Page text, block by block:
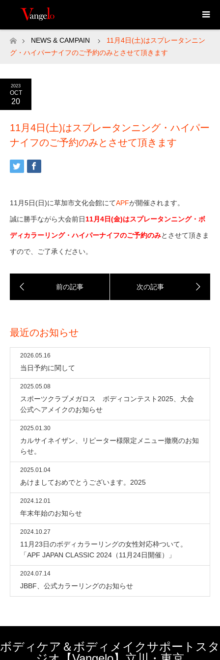
NEWS & CAMPAIN
11月4日(土)はスプレータンニン
グ・ハイパーナイフのご予約のみとさせて頂きます
2023
OCT
20
11月4日(土)はスプレータンニング・ハイパー
ナイフのご予約のみとさせて頂きます
11月5日(日)に草加市文化会館にてAPFが開催されます。
誠に勝手ながら大会前日11月4日(金)はスプレータンニング・ボ
ディカラーリング・ハイパーナイフのご予約のみとさせて頂きま
すので、ご了承ください。
最近のお知らせ
2026.05.16
当日予約に関して
2025.05.08
スポーツクラブメガロス ボディコンテスト2025、大会
公式ヘアメイクのお知らせ
2025.01.30
カルサイネイザン、リピーター様限定メニュー撤廃のお知
らせ。
2025.01.04
あけましておめでとうございます。2025
2024.12.01
年末年始のお知らせ
2024.10.27
11月23日のボディカラーリングの女性対応枠ついて。
「APF JAPAN CLASSIC 2024（11月24日開催）」
2024.07.14
JBBF、公式カラーリングのお知らせ
ボディケア＆ボディメイクサポートスタ